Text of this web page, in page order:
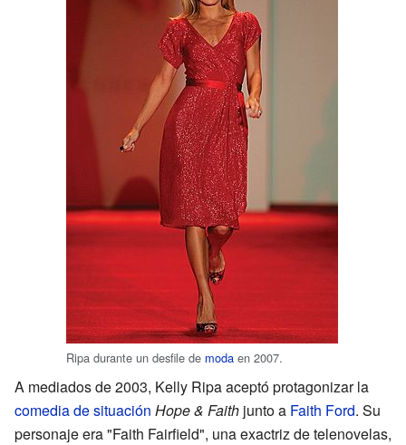
Ripa durante un desfile de moda en 2007.
A mediados de 2003, Kelly Ripa aceptó protagonizar la
comedia de situación Hope & Faith junto a Faith Ford. Su
personaje era "Faith Fairfield", una exactriz de telenovelas,